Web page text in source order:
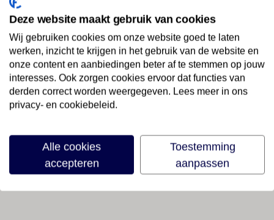
Deze website maakt gebruik van cookies
Wij gebruiken cookies om onze website goed te laten
werken, inzicht te krijgen in het gebruik van de website en
onze content en aanbiedingen beter af te stemmen op jouw
interesses. Ook zorgen cookies ervoor dat functies van
derden correct worden weergegeven. Lees meer in ons
privacy- en cookiebeleid.
Alle cookies
accepteren
Toestemming
aanpassen